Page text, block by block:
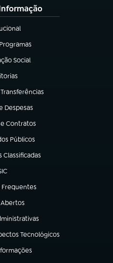
nova aba)
aba)
Social
nova aba)
em nova aba)
aba)
Despesas
aba)
Contratos
aba)
Públicos
aba)
Classificadas
aba)
em nova aba)
Frequentes
aba)
Abertos
nova aba)
aba)
Tecnológicos
aba)